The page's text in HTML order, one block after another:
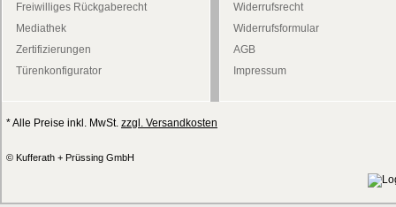
Freiwilliges Rückgaberecht
Mediathek
Zertifizierungen
Türenkonfigurator
Widerrufsrecht
Widerrufsformular
AGB
Impressum
* Alle Preise inkl. MwSt. zzgl. Versandkosten
© Kufferath + Prüssing GmbH